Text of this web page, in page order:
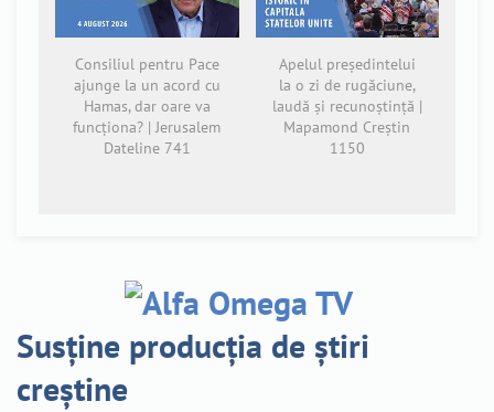
Consiliul pentru Pace
ajunge la un acord cu
Hamas, dar oare va
funcționa? | Jerusalem
Dateline 741
Apelul președintelui
la o zi de rugăciune,
laudă și recunoștință |
Mapamond Creștin
1150
Susține producția de știri
creștine